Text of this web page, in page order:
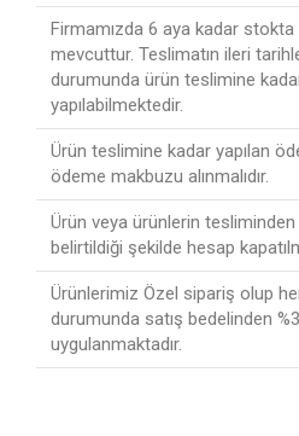
Firmamızda 6 aya kadar stokta
mevcuttur. Teslimatın ileri
durumunda ürün teslimine
yapılabilmektedir.
Ürün teslimine kadar yapılan
ödeme makbuzu alınmalıdır.
Ürün veya ürünlerin
belirtildiği şekilde hesap
Ürünlerimiz Özel sipariş olup
durumunda satış bedelinden
uygulanmaktadır.